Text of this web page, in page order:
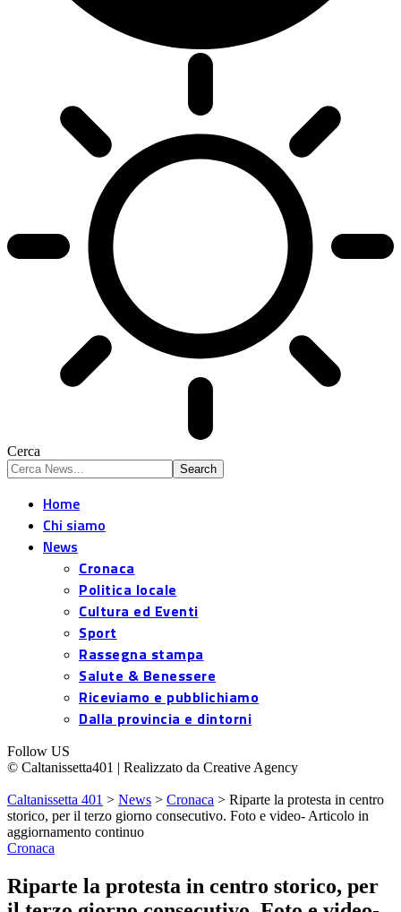
Cerca
Home
Chi siamo
News
Cronaca
Politica locale
Cultura ed Eventi
Sport
Rassegna stampa
Salute & Benessere
Riceviamo e pubblichiamo
Dalla provincia e dintorni
Follow US
© Caltanissetta401 | Realizzato da Creative Agency
Caltanissetta 401 > News > Cronaca > Riparte la protesta in centro
storico, per il terzo giorno consecutivo. Foto e video- Articolo in
aggiornamento continuo
Cronaca
Riparte la protesta in centro storico, per